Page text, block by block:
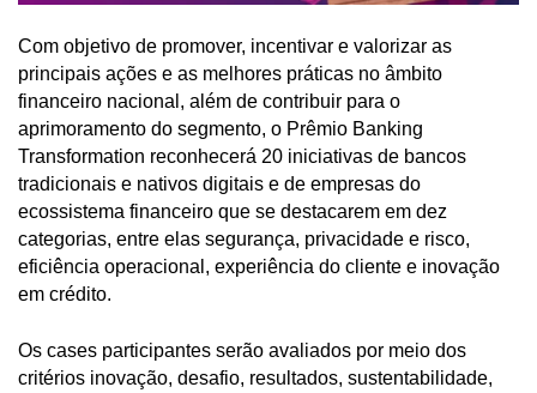
Com objetivo de promover, incentivar e valorizar as
principais ações e as melhores práticas no âmbito
financeiro nacional, além de contribuir para o
aprimoramento do segmento, o Prêmio Banking
Transformation reconhecerá 20 iniciativas de bancos
tradicionais e nativos digitais e de empresas do
ecossistema financeiro que se destacarem em dez
categorias, entre elas segurança, privacidade e risco,
eficiência operacional, experiência do cliente e inovação
em crédito.
Os cases participantes serão avaliados por meio dos
critérios inovação, desafio, resultados, sustentabilidade,